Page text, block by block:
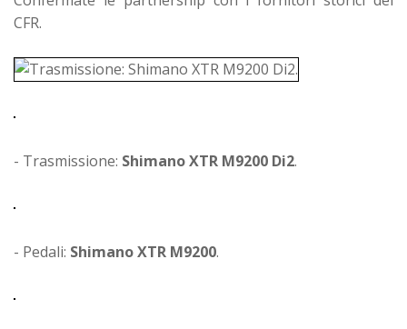
CFR.
- Trasmissione: Shimano XTR M9200 Di2.
- Pedali: Shimano XTR M9200.